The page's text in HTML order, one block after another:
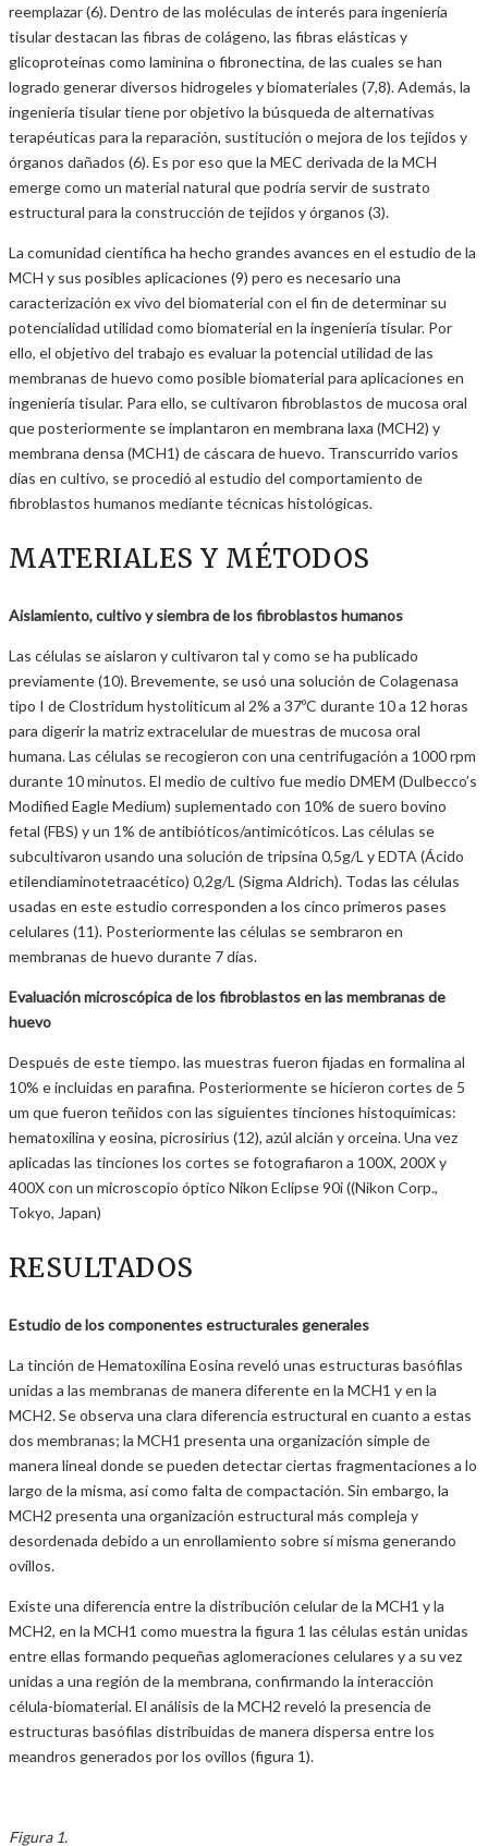
reemplazar (6). Dentro de las moléculas de interés para ingeniería
tisular destacan las fibras de colágeno, las fibras elásticas y
glicoproteínas como laminina o fibronectina, de las cuales se han
logrado generar diversos hidrogeles y biomateriales (7,8). Además, la
ingeniería tisular tiene por objetivo la búsqueda de alternativas
terapéuticas para la reparación, sustitución o mejora de los tejidos y
órganos dañados (6). Es por eso que la MEC derivada de la MCH
emerge como un material natural que podría servir de sustrato
estructural para la construcción de tejidos y órganos (3).
La comunidad científica ha hecho grandes avances en el estudio de la
MCH y sus posibles aplicaciones (9) pero es necesario una
caracterización ex vivo del biomaterial con el fin de determinar su
potencialidad utilidad como biomaterial en la ingeniería tisular. Por
ello, el objetivo del trabajo es evaluar la potencial utilidad de las
membranas de huevo como posible biomaterial para aplicaciones en
ingeniería tisular. Para ello, se cultivaron fibroblastos de mucosa oral
que posteriormente se implantaron en membrana laxa (MCH2) y
membrana densa (MCH1) de cáscara de huevo. Transcurrido varios
días en cultivo, se procedió al estudio del comportamiento de
fibroblastos humanos mediante técnicas histológicas.
MATERIALES Y MÉTODOS
Aislamiento, cultivo y siembra de los fibroblastos humanos
Las células se aislaron y cultivaron tal y como se ha publicado
previamente (10). Brevemente, se usó una solución de Colagenasa
tipo I de Clostridum hystoliticum al 2% a 37ºC durante 10 a 12 horas
para digerir la matriz extracelular de muestras de mucosa oral
humana. Las células se recogieron con una centrifugación a 1000 rpm
durante 10 minutos. El medio de cultivo fue medio DMEM (Dulbecco’s
Modified Eagle Medium) suplementado con 10% de suero bovino
fetal (FBS) y un 1% de antibióticos/antimicóticos. Las células se
subcultivaron usando una solución de tripsina 0,5g/L y EDTA (Ácido
etilendiaminotetraacético) 0,2g/L (Sigma Aldrich). Todas las células
usadas en este estudio corresponden a los cinco primeros pases
celulares (11). Posteriormente las células se sembraron en
membranas de huevo durante 7 días.
Evaluación microscópica de los fibroblastos en las membranas de
huevo
Después de este tiempo. las muestras fueron fijadas en formalina al
10% e incluidas en parafina. Posteriormente se hicieron cortes de 5
um que fueron teñidos con las siguientes tinciones histoquímicas:
hematoxilina y eosina, picrosirius (12), azúl alcián y orceina. Una vez
aplicadas las tinciones los cortes se fotografiaron a 100X, 200X y
400X con un microscopio óptico Nikon Eclipse 90i ((Nikon Corp.,
Tokyo, Japan)
RESULTADOS
Estudio de los componentes estructurales generales
La tinción de Hematoxilina Eosina reveló unas estructuras basófilas
unidas a las membranas de manera diferente en la MCH1 y en la
MCH2. Se observa una clara diferencia estructural en cuanto a estas
dos membranas; la MCH1 presenta una organización simple de
manera lineal donde se pueden detectar ciertas fragmentaciones a lo
largo de la misma, así como falta de compactación. Sin embargo, la
MCH2 presenta una organización estructural más compleja y
desordenada debido a un enrollamiento sobre sí misma generando
ovillos.
Existe una diferencia entre la distribución celular de la MCH1 y la
MCH2, en la MCH1 como muestra la figura 1 las células están unidas
entre ellas formando pequeñas aglomeraciones celulares y a su vez
unidas a una región de la membrana, confirmando la interacción
célula-biomaterial. El análisis de la MCH2 reveló la presencia de
estructuras basófilas distribuidas de manera dispersa entre los
meandros generados por los ovillos (figura 1).
Figura 1.